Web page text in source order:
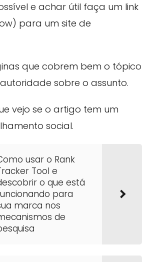
e achar útil faça um link
para um site de
que cobrem bem o tópico
sobre o assunto.
vejo se o artigo tem um
social.
usar o Rank
Tool e
o que está
para
marca nos
de